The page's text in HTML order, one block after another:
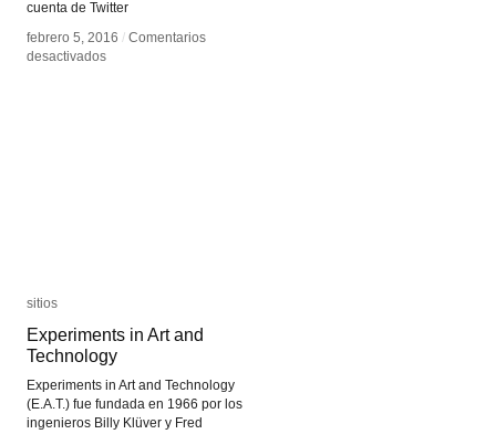
cuenta de Twitter
febrero 5, 2016 / Comentarios
desactivadosen
febrero 5, 2016 / Comentarios
desactivadosen
sitios
Experiments in Art and
Technology
Experiments in Art and Technology
(E.A.T.) fue fundada en 1966 por los
ingenieros Billy Klüver y Fred
sitios
Experiments in Art and
Technology